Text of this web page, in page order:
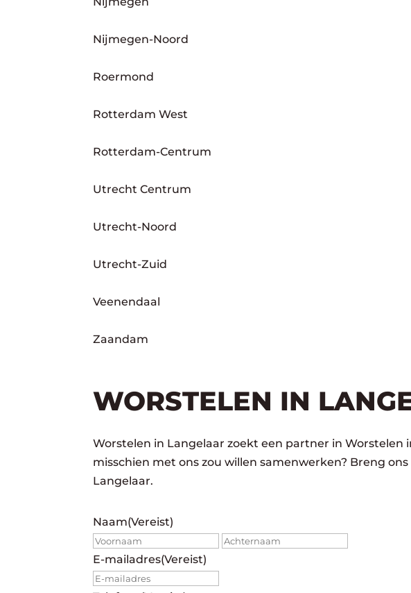
Nijmegen-Noord
Roermond
Rotterdam West
Rotterdam-Centrum
Utrecht Centrum
Utrecht-Noord
Utrecht-Zuid
Veenendaal
Zaandam
WORSTELEN IN
Worstelen in Langelaar zoekt een partner in Worstelen
misschien met ons zou willen samenwerken? Breng
Langelaar.
Naam(Vereist)
Voornaam
E-mailadres(Vereist)